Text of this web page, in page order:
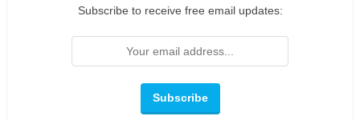
Subscribe to receive free email updates: